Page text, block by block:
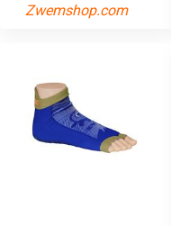
Zwemshop.com